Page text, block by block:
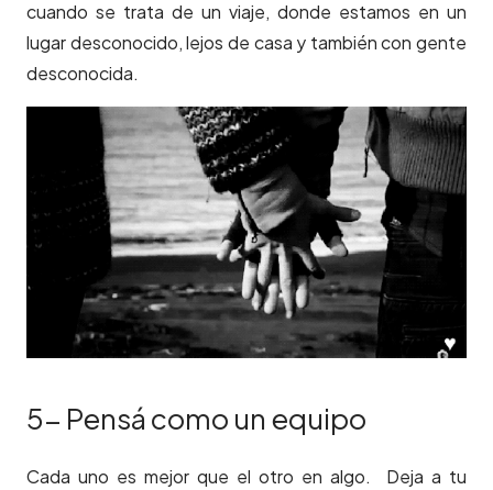
cuando se trata de un viaje, donde estamos en un
lugar desconocido, lejos de casa y también con gente
desconocida.
5- Pensá como un equipo
Cada uno es mejor que el otro en algo. Deja a tu